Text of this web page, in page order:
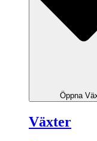
Öppna
Växter